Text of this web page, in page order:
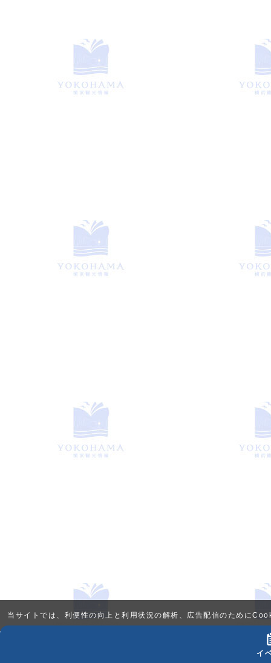
当サイトでは、利便性の向上と利用状況の解析、広告配信のために
イ